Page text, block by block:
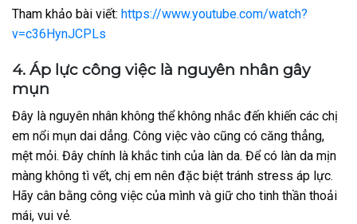
Tham khảo bài viết: https://www.youtube.com/watch?
v=c36HynJCPLs
4. Áp lực công việc là nguyên nhân gây
mụn
Đây là nguyên nhân không thể không nhắc đến khiến các chị
em nổi mụn dai dẳng. Công việc vào cũng có căng thẳng,
mệt mỏi. Đây chính là khắc tinh của làn da. Để có làn da mịn
màng không tì vết, chị em nên đặc biệt tránh stress áp lực.
Hãy cân bằng công việc của mình và giữ cho tinh thần thoải
mái, vui vẻ.